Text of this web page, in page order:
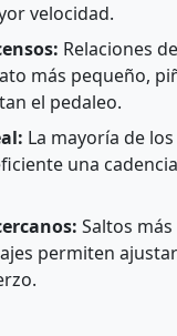
velocidad.
Relaciones
más pequeño,
el pedaleo.
La mayoría de
una
Saltos
permiten